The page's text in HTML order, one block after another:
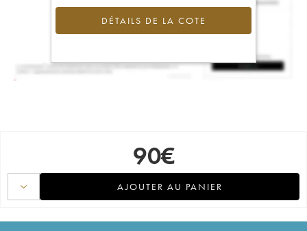
DÉTAILS DE LA COTE
90€
AJOUTER AU PANIER